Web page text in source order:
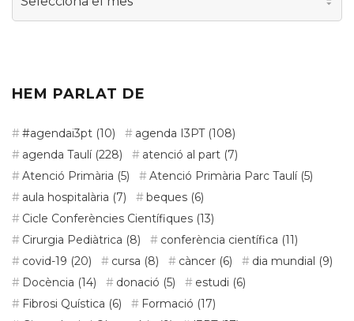
Arxiu
HEM PARLAT DE
#agendai3pt (10) agenda I3PT(108)
agenda Taulí(228) atenció al part (7)
Atenció Primària (5) Atenció Primària Parc Taulí(5)
aula hospitalària (7) beques (6)
Cicle Conferències Científiques (13)
Cirurgia Pediàtrica (8) conferència científica (11)
covid-19 (20) cursa (8) càncer (6) dia mundial (9)
Docència (14) donació (5) estudi (6)
Fibrosi Quística (6) Formació (17)